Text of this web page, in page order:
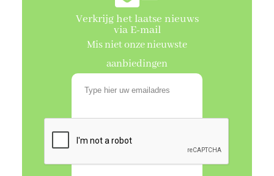
Verkrijg het laatse nieuws
via E-mail
Mis niet onze nieuwste
aanbiedingen